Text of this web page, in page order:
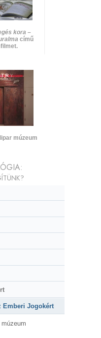
kora –
című
múzeum
Emberi Jogokért